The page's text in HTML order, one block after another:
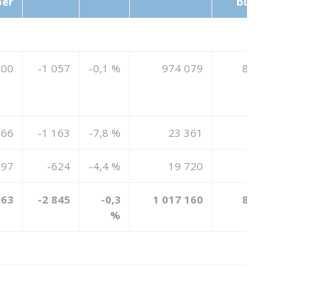
-1 057 -0,1 % 974 079 847 950
-1 163 -7,8 % 23 361
-624 -4,4 % 19 720
-2 845
-0,3
%
1 017 160 881 969